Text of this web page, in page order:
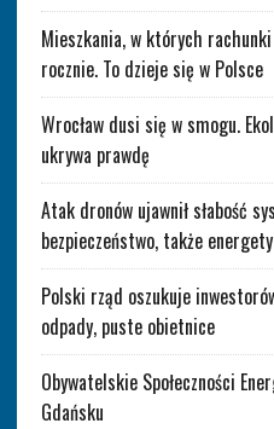
Mieszkania, w których
rocznie. To dzieje się w Polsce
Wrocław dusi się w smogu.
ukrywa prawdę
Atak dronów ujawnił słabość
bezpieczeństwo, także
Polski rząd oszukuje
odpady, puste obietnice
Obywatelskie Społeczności
Gdańsku